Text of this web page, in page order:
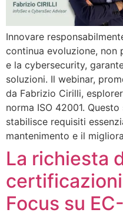
Innovare
continua evoluzione, non
e la cybersecurity,
soluzioni. Il webinar,
da Fabrizio Cirilli,
norma ISO 42001.
stabilisce requisiti
mantenimento e il
La richiesta
Focus su